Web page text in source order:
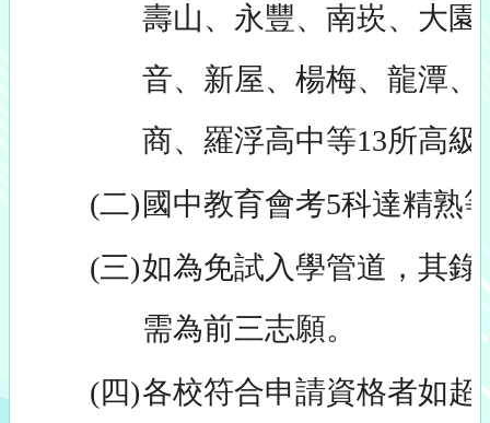
壽山、永豐、南崁、大
音、新屋、楊梅、龍潭
商、羅浮高中等13所高級
(二) 國中教育會考5科達精熟
(三)如為免試入學管道，其
需為前三志願。
(四)各校符合申請資格者如超